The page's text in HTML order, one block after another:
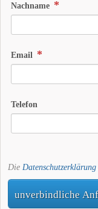
Nachname
Email
Telefon
Die Datenschutzerklärung
unverbindliche